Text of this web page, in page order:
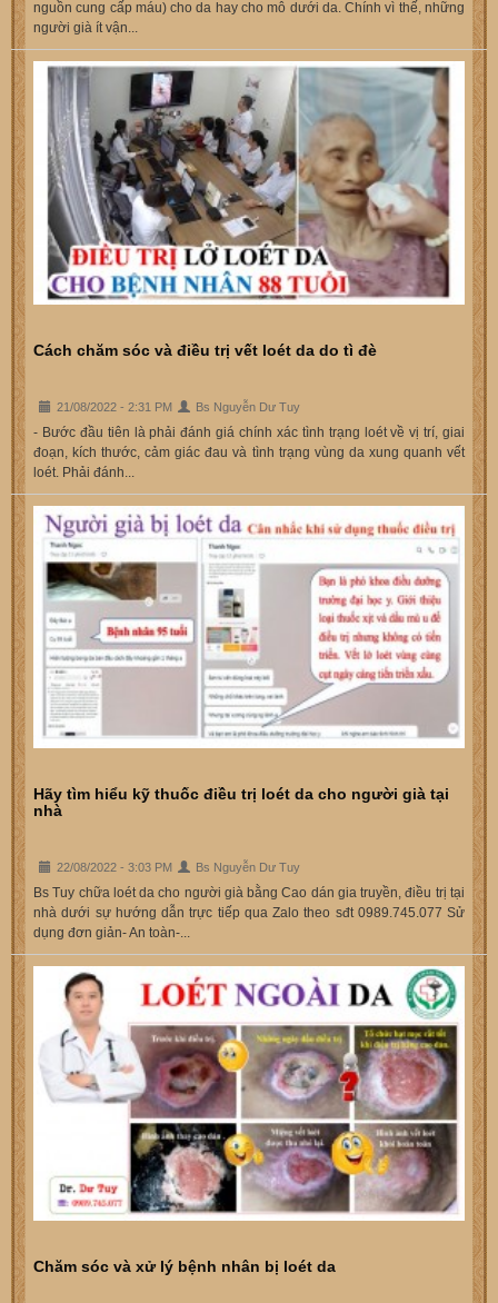
nguồn cung cấp máu) cho da hay cho mô dưới da. Chính vì thế, những
người già ít vận...
Cách chăm sóc và điều trị vết loét da do tì đè
21/08/2022 - 2:31 PM Bs Nguyễn Dư Tuy
- Bước đầu tiên là phải đánh giá chính xác tình trạng loét về vị trí, giai
đoạn, kích thước, cảm giác đau và tình trạng vùng da xung quanh vết
loét. Phải đánh...
Hãy tìm hiểu kỹ thuốc điều trị loét da cho người già tại
nhà
22/08/2022 - 3:03 PM Bs Nguyễn Dư Tuy
Bs Tuy chữa loét da cho người già bằng Cao dán gia truyền, điều trị tại
nhà dưới sự hướng dẫn trực tiếp qua Zalo theo sđt 0989.745.077 Sử
dụng đơn giản- An toàn-...
Chăm sóc và xử lý bệnh nhân bị loét da